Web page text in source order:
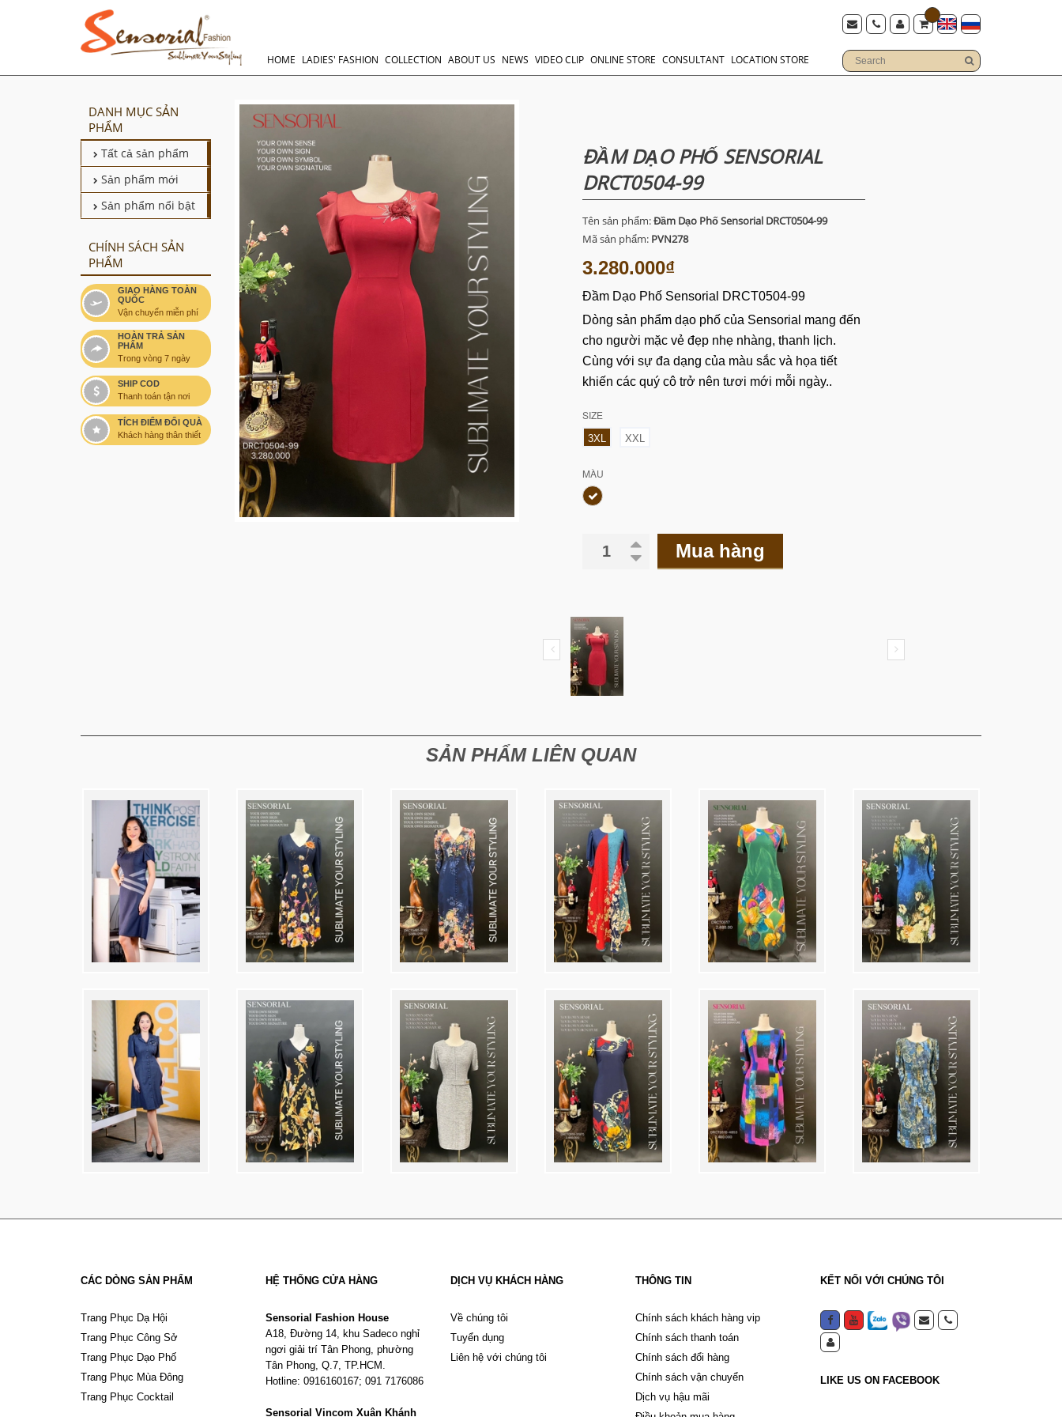
HOME LADIES' FASHION COLLECTION ABOUT US NEWS VIDEO CLIP ONLINE STORE CONSULTANT LOCATION STORE
DANH MỤC SẢN
PHẨM
Tất cả sản phẩm
Sản phẩm mới
Sản phẩm nổi bật
CHÍNH SÁCH SẢN
PHẨM
GIAO HÀNG TOÀN
QUỐC
Vận chuyển miễn phí
HOÀN TRẢ SẢN
PHẨM
Trong vòng 7 ngày
SHIP COD
Thanh toán tận nơi
TÍCH ĐIỂM ĐỔI QUÀ
Khách hàng thân thiết
ĐẦM DẠO PHỐ SENSORIAL
DRCT0504-99
Tên sản phẩm:Đầm Dạo Phố Sensorial DRCT0504-99
Mã sản phẩm: PVN278
3.280.000₫
Đầm Dạo Phố Sensorial DRCT0504-99
Dòng sản phẩm dạo phố của Sensorial mang đến
cho người mặc vẻ đẹp nhẹ nhàng, thanh lịch.
Cùng với sự đa dạng của màu sắc và họa tiết
khiến các quý cô trở nên tươi mới mỗi ngày..
SIZE
3XL XXL
MÀU
Mua hàng
SẢN PHẨM LIÊN QUAN
CÁC DÒNG SẢN PHẨM
Trang Phục Dạ Hội
Trang Phục Công Sở
Trang Phục Dạo Phố
Trang Phục Mùa Đông
Trang Phục Cocktail
HỆ THỐNG CỬA HÀNG
Sensorial Fashion House
A18, Đường 14, khu Sadeco nghỉ
ngơi giải trí Tân Phong, phường
Tân Phong, Q.7, TP.HCM.
Hotline: 0916160167; 091 7176086
Sensorial Vincom Xuân Khánh
DỊCH VỤ KHÁCH HÀNG
Về chúng tôi
Tuyển dụng
Liên hệ với chúng tôi
THÔNG TIN
Chính sách khách hàng vip
Chính sách thanh toán
Chính sách đổi hàng
Chính sách vận chuyển
Dịch vụ hậu mãi
KẾT NỐI VỚI CHÚNG TÔI
LIKE US ON FACEBOOK